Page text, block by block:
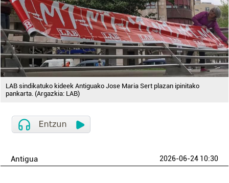
LAB sindikatuko kideek Antiguako Jose Maria Sert plazan ipinitako
pankarta. (Argazkia: LAB)
Antigua 2026-06-24 10:30